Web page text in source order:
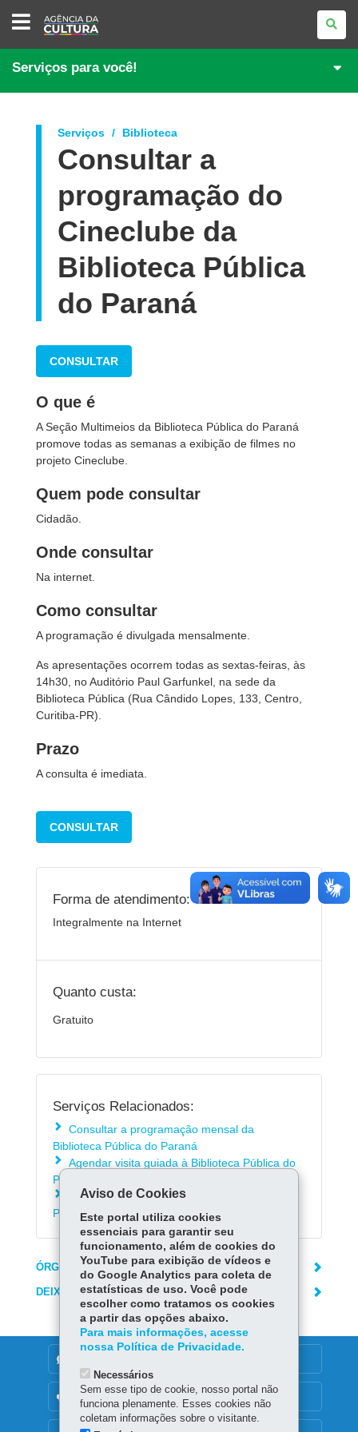
AGÊNCIA
DA
CULTURA
Serviços para você!
Serviços Biblioteca
Consultar a
programação do
Cineclube da
Biblioteca Pública
do Paraná
CONSULTAR
O que é
A Seção Multimeios da Biblioteca Pública do Paraná
promove todas as semanas a exibição de filmes no
projeto Cineclube.
Quem pode consultar
Cidadão.
Onde consultar
Na internet.
Como consultar
A programação é divulgada mensalmente.
As apresentações ocorrem todas as sextas-feiras, às
14h30, no Auditório Paul Garfunkel, na sede da
Biblioteca Pública (Rua Cândido Lopes, 133, Centro,
Curitiba-PR).
Prazo
A consulta é imediata.
CONSULTAR
Forma de atendimento:
Integralmente na Internet
Quanto custa:
Gratuito
Serviços Relacionados:
Consultar a programação mensal da
Biblioteca Pública do Paraná
Agendar visita guiada à Biblioteca Pública do
Paraná
Emprestar livros da Biblioteca Pública do
Paraná
ÓRGÃO RESPONSÁVEL
DEIXE SUA OPINIÃO
OUVIDORIA
Aviso de Cookies
Este portal utiliza cookies
essenciais para garantir seu
funcionamento, além de cookies do
YouTube para exibição de vídeos e
do Google Analytics para coleta de
estatísticas de uso. Você pode
escolher como tratamos os cookies
a partir das opções abaixo.
Para mais informações, acesse
nossa Política de Privacidade.
Necessários
Sem esse tipo de cookie, nosso portal não
funciona plenamente. Esses cookies não
coletam informações sobre o visitante.